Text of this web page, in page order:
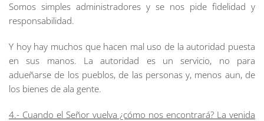
Somos simples administradores y se nos pide fidelidad y
responsabilidad.
Y hoy hay muchos que hacen mal uso de la autoridad puesta
en sus manos. La autoridad es un servicio, no para
adueñarse de los pueblos, de las personas y, menos aun, de
los bienes de ala gente.
4.- Cuando el Señor vuelva ¿cómo nos encontrará? La venida